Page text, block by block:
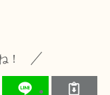
！